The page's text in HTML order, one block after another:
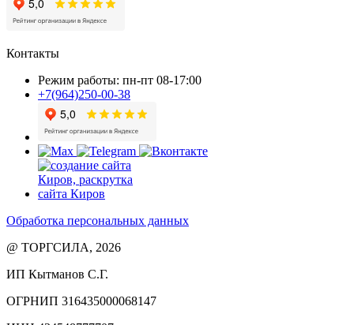
Контакты
Режим работы: пн-пт 08-17:00
+7(964)250-00-38
Обработка персональных данных
@ ТОРГСИЛА, 2026
ИП Кытманов С.Г.
ОГРНИП 316435000068147